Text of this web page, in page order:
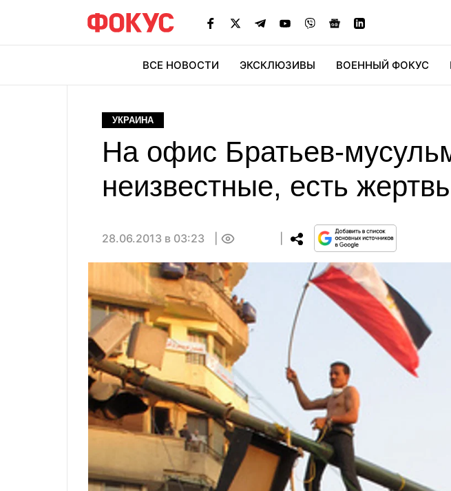
ВСЕ НОВОСТИ ЭКСКЛЮЗИВЫ ВОЕННЫЙ ФОКУС
УКРАИНА
На офис Братьев-
неизвестные, есть
28.06.2013 в 03:23